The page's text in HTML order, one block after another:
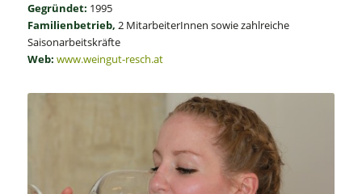
Gegründet: 1995
Familienbetrieb, 2 MitarbeiterInnen sowie zahlreiche
Saisonarbeitskräfte
Web: www.weingut-resch.at